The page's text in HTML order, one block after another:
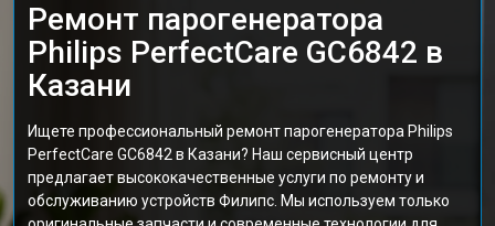
Ремонт парогенератора
Philips PerfectCare GC6842 в
Казани
Ищете профессиональный ремонт парогенератора Philips
PerfectCare GC6842 в Казани? Наш сервисный центр
предлагает высококачественные услуги по ремонту и
обслуживанию устройств Филипс. Мы используем только